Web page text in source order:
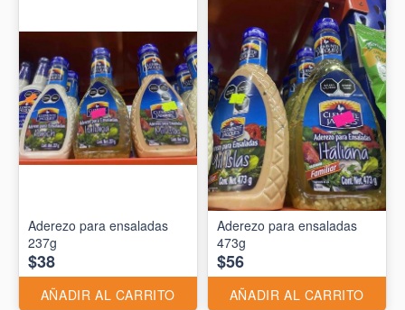
Aderezo para ensaladas
237g
$38
AÑADIR AL CARRITO
Aderezo para ensaladas
473g
$56
AÑADIR AL CARRITO